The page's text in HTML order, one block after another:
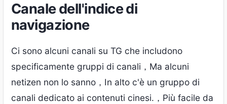
Canale dell'indice di
navigazione
Ci sono alcuni canali su TG che includono
specificamente gruppi di canali，Ma alcuni
netizen non lo sanno，In alto c'è un gruppo di
canali dedicato ai contenuti cinesi.，Più facile da